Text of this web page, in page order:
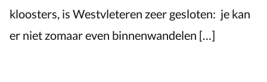
kloosters, is Westvleteren zeer gesloten: je kan
er niet zomaar even binnenwandelen […]